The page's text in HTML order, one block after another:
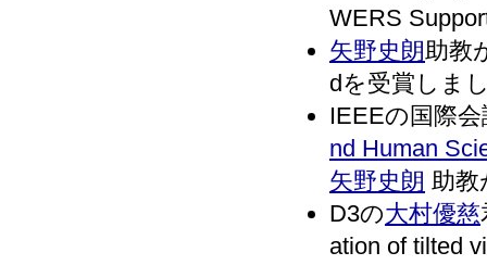
WERS
矢野史朗助教
dを受賞しま
IEEEの国際会
nd Human
矢野史朗 助教
D3の大村優慈
ation of tilted